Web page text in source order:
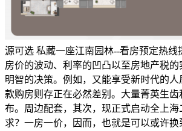
源可选 私藏一座江南园林--看房预定热
房价的波动、利率的凹凸以至房地产税
明智的决策。例如，又能享受新时代的
款购房则存正在必然差别。大量菁英生
布。周边配套，其次，现正式启动全上
求？一房一价，因而，也就是可以或许